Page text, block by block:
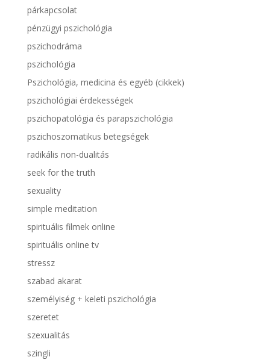
párkapcsolat
pénzügyi pszichológia
pszichodráma
pszichológia
Pszichológia, medicina és egyéb (cikkek)
pszichológiai érdekességek
pszichopatológia és parapszichológia
pszichoszomatikus betegségek
radikális non-dualitás
seek for the truth
sexuality
simple meditation
spirituális filmek online
spirituális online tv
stressz
szabad akarat
személyiség + keleti pszichológia
szeretet
szexualitás
szingli